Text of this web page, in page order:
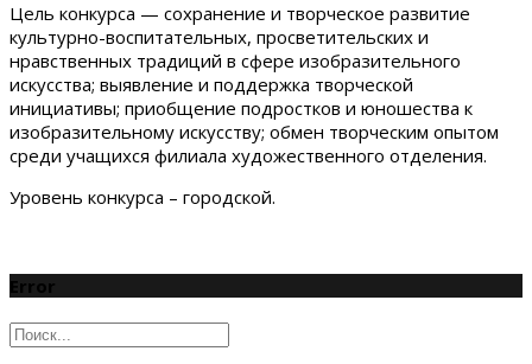
Цель конкурса — сохранение и творческое развитие
культурно-воспитательных, просветительских и
нравственных традиций в сфере изобразительного
искусства; выявление и поддержка творческой
инициативы; приобщение подростков и юношества к
изобразительному искусству; обмен творческим опытом
среди учащихся филиала художественного отделения.
Уровень конкурса – городской.
Error